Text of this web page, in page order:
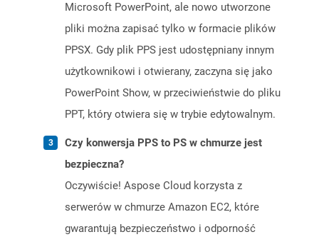
Microsoft PowerPoint, ale nowo utworzone
pliki można zapisać tylko w formacie plików
PPSX. Gdy plik PPS jest udostępniany innym
użytkownikowi i otwierany, zaczyna się jako
PowerPoint Show, w przeciwieństwie do pliku
PPT, który otwiera się w trybie edytowalnym.
Czy konwersja PPS to PS w chmurze jest
bezpieczna?
Oczywiście! Aspose Cloud korzysta z
serwerów w chmurze Amazon EC2, które
gwarantują bezpieczeństwo i odporność